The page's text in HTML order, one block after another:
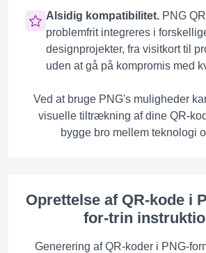
Alsidig kompatibilitet. PNG
problemfrit integreres i
designprojekter, fra visitkort til
uden at gå på kompromis med
Ved at bruge PNG's muligheder
visuelle tiltrækning af dine QR-
bygge bro mellem teknologi
Oprettelse af QR-kode i
for-trin
Generering af QR-koder i PNG-